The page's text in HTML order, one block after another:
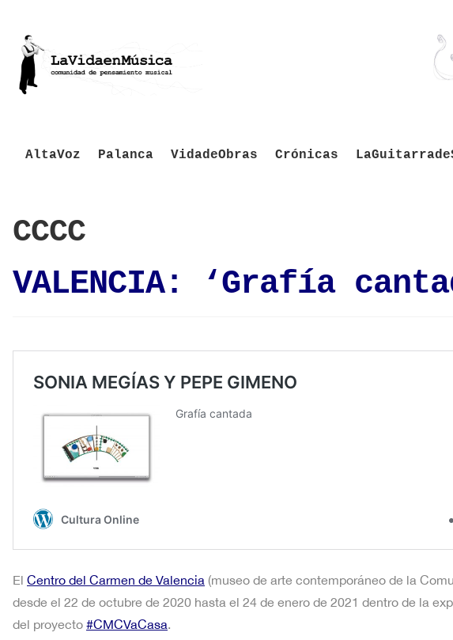
AltaVoz Palanca VidadeObras Crónicas
CCCC
VALENCIA: ‘Grafía
El Centro del Carmen de Valencia (museo de arte contemporáneo de la
desde el 22 de octubre de 2020 hasta el 24 de enero de 2021 dentro de la
del proyecto #CMCVaCasa.